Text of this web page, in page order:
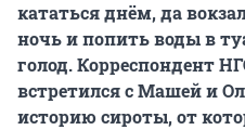
кататься днём, да
ночь и попить воды в
голод. Корреспондент
встретился с Машей и
историю сироты, от